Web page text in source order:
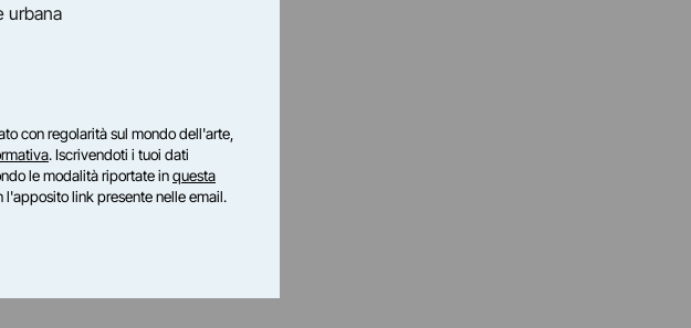
urbana
con regolarità sul mondo dell'arte,
. Iscrivendoti i tuoi dati
le modalità riportate inquesta
l'apposito link presente nelle email.